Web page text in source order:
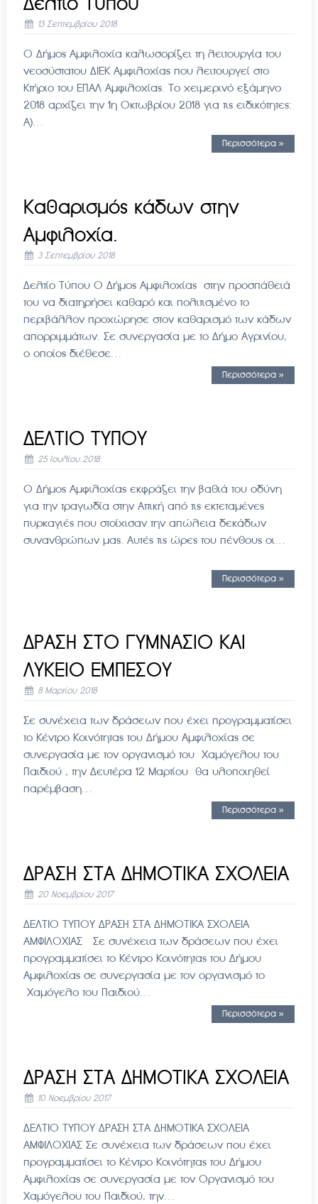
13 Σεπτεμβρίου 2018
Ο Δήμος Αμφιλοχία καλωσορίζει τη λειτουργία του
νεοσύστατου ΔΙΕΚ Αμφιλοχίας που λειτουργεί στο
Κτήριο του ΕΠΑΛ Αμφιλοχίας. Το χειμερινό εξάμηνο
2018 αρχίζει την 1η Οκτωβρίου 2018 για τις ειδικότητες:
Α)…
Περισσότερα »
Καθαρισμός κάδων στην
Αμφιλοχία.
3 Σεπτεμβρίου 2018
Δελτίο Τύπου Ο Δήμος Αμφιλοχίας στην προσπάθειά
του να διατηρήσει καθαρό και πολιτισμένο το
περιβάλλον προχώρησε στον καθαρισμό των κάδων
απορριμμάτων. Σε συνεργασία με το Δήμο Αγρινίου,
ο οποίος διέθεσε…
Περισσότερα »
ΔΕΛΤΙΟ ΤΥΠΟΥ
25 Ιουλίου 2018
Ο Δήμος Αμφιλοχίας εκφράζει την βαθιά του οδύνη
για την τραγωδία στην Αττική από τις εκτεταμένες
πυρκαγιές που στοίχισαν την απώλεια δεκάδων
συνανθρώπων μας. Αυτές τις ώρες του πένθους οι…
Περισσότερα »
ΔΡΑΣΗ ΣΤΟ ΓΥΜΝΑΣΙΟ ΚΑΙ
ΛΥΚΕΙΟ ΕΜΠΕΣΟΥ
8 Μαρτίου 2018
Σε συνέχεια των δράσεων που έχει προγραμματίσει
το Κέντρο Κοινότητας του Δήμου Αμφιλοχίας σε
συνεργασία με τον οργανισμό του Χαμόγελου του
Παιδιού , την Δευτέρα 12 Μαρτίου θα υλοποιηθεί
παρέμβαση…
Περισσότερα »
ΔΡΑΣΗ ΣΤΑ ΔΗΜΟΤΙΚΑ ΣΧΟΛΕΙΑ
20 Νοεμβρίου 2017
ΔΕΛΤΙΟ ΤΥΠΟΥ ΔΡΑΣΗ ΣΤΑ ΔΗΜΟΤΙΚΑ ΣΧΟΛΕΙΑ
ΑΜΦΙΛΟΧΙΑΣ Σε συνέχεια των δράσεων που έχει
προγραμματίσει το Κέντρο Κοινότητας του Δήμου
Αμφιλοχίας σε συνεργασία με τον οργανισμό το
Χαμόγελο του Παιδιού…
Περισσότερα »
ΔΡΑΣΗ ΣΤΑ ΔΗΜΟΤΙΚΑ ΣΧΟΛΕΙΑ
10 Νοεμβρίου 2017
ΔΕΛΤΙΟ ΤΥΠΟΥ ΔΡΑΣΗ ΣΤΑ ΔΗΜΟΤΙΚΑ ΣΧΟΛΕΙΑ
ΑΜΦΙΛΟΧΙΑΣ Σε συνέχεια των δράσεων που έχει
προγραμματίσει το Κέντρο Κοινότητας του Δήμου
Αμφιλοχίας σε συνεργασία με τον Οργανισμό του
Χαμόγελου του Παιδιού, την…